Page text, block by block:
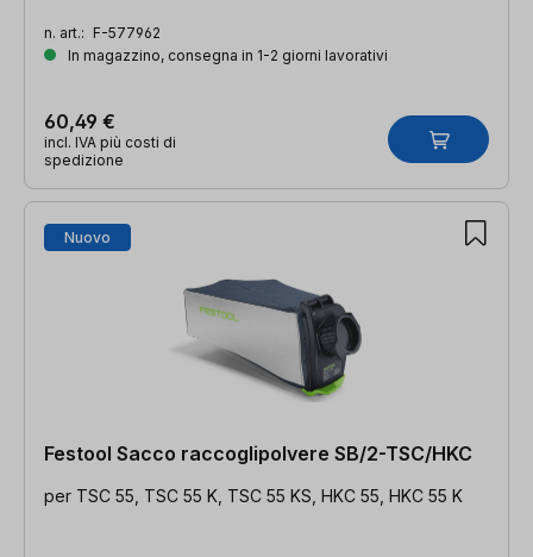
n. art.: F-577962
In magazzino, consegna in 1-2 giorni lavorativi
60,49 €
incl. IVA più costi di
spedizione
Nuovo
Festool Sacco raccoglipolvere SB/2-TSC/HKC
per TSC 55, TSC 55 K, TSC 55 KS, HKC 55, HKC 55 K